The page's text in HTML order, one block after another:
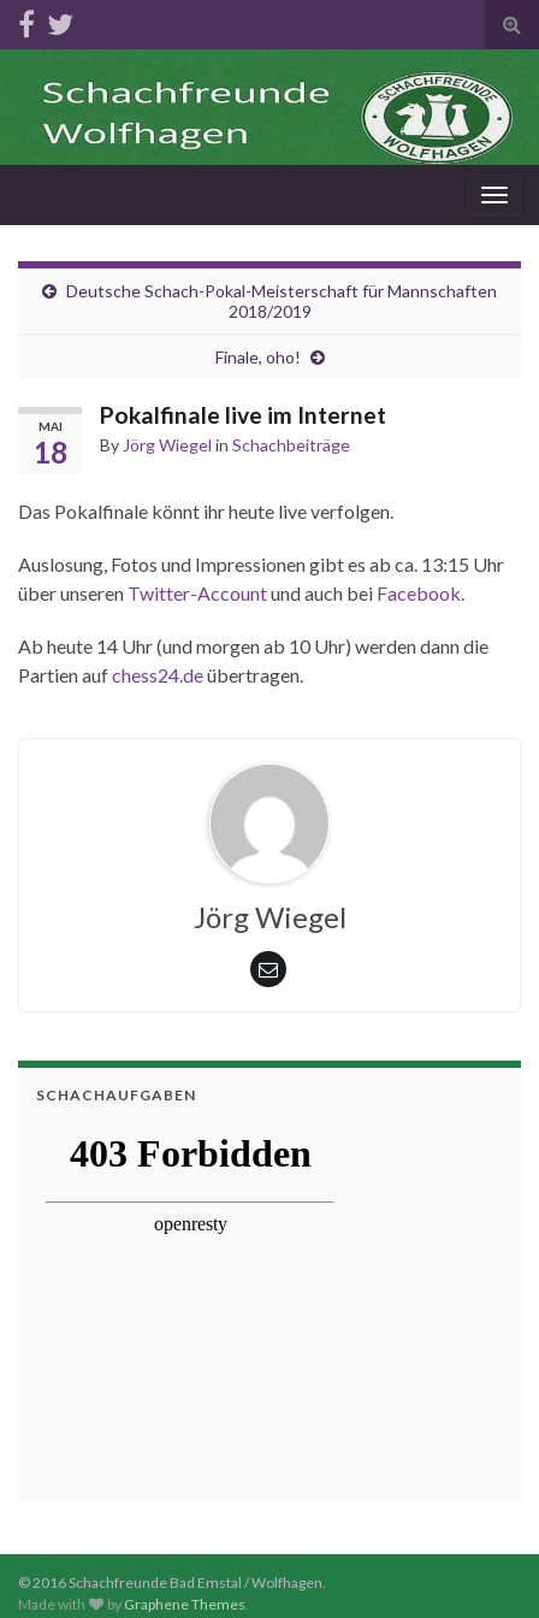
Deutsche Schach-Pokal-Meisterschaft für Mannschaften
2018/2019
Finale, oho!
MAI
18
Pokalfinale live im Internet
By Jörg Wiegel in Schachbeiträge
Das Pokalfinale könnt ihr heute live verfolgen.
Auslosung, Fotos und Impressionen gibt es ab ca. 13:15 Uhr
über unseren Twitter-Accountund auch bei Facebook
Ab heute 14 Uhr (und morgen ab 10 Uhr) werden dann die
Partien aufchess24.deübertragen.
Jörg Wiegel
SCHACHAUFGABEN
© 2016 Schachfreunde Bad Emstal / Wolfhagen.
Made with
by Graphene Themes